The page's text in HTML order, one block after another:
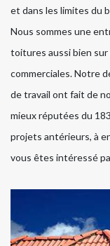
et dans les limites du
Nous sommes une
toitures aussi bien
commerciales. Notre
de travail ont fait de
mieux réputées du
projets antérieurs, à
vous êtes intéressé